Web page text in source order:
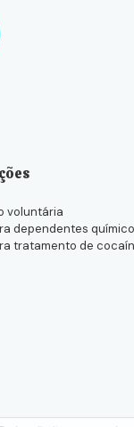
voluntária
dependentes
tratamento de